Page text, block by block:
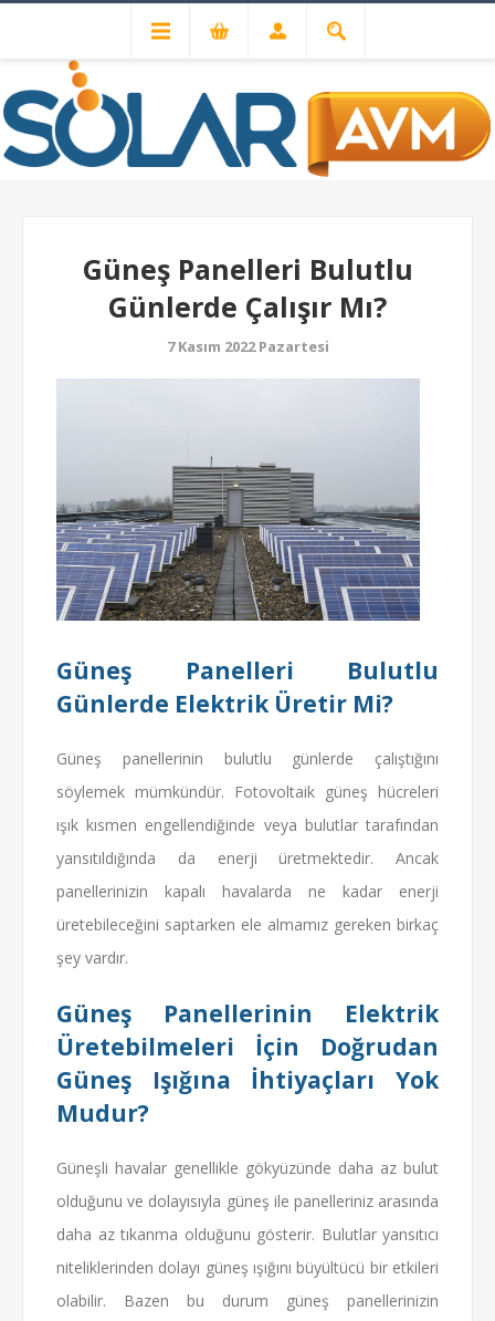
ÖNCEKI SONRAKI
Güneş Panelleri Bulutlu
Günlerde Çalışır Mı?
7 Kasım 2022 Pazartesi
Güneş Panelleri Bulutlu
Günlerde Elektrik Üretir Mi?
Güneş panellerinin bulutlu günlerde çalıştığını
söylemek mümkündür. Fotovoltaik güneş hücreleri
ışık kısmen engellendiğinde veya bulutlar tarafından
yansıtıldığında da enerji üretmektedir. Ancak
panellerinizin kapalı havalarda ne kadar enerji
üretebileceğini saptarken ele almamız gereken birkaç
şey vardır.
Güneş Panellerinin Elektrik
Üretebilmeleri İçin Doğrudan
Güneş Işığına İhtiyaçları Yok
Mudur?
Güneşli havalar genellikle gökyüzünde daha az bulut
olduğunu ve dolayısıyla güneş ile panelleriniz arasında
daha az tıkanma olduğunu gösterir. Bulutlar yansıtıcı
niteliklerinden dolayı güneş ışığını büyültücü bir etkileri
olabilir. Bazen bu durum güneş panellerinizin